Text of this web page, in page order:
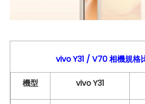
vivo Y31 / V70相機規格
機型 vivo Y31